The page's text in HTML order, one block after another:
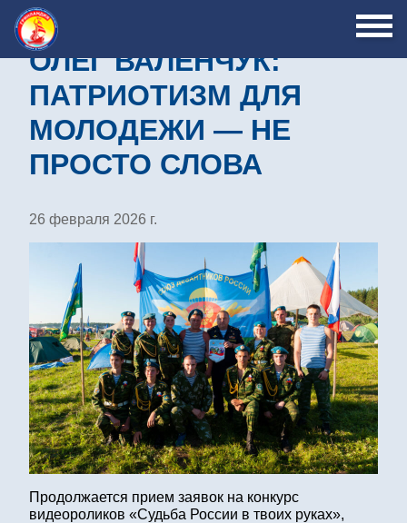
ОЛЕГ ВАЛЕНЧУК:
ПАТРИОТИЗМ ДЛЯ
МОЛОДЕЖИ — НЕ
ПРОСТО СЛОВА
26 февраля 2026 г.
Продолжается прием заявок на конкурс
видеороликов «Судьба России в твоих руках»,